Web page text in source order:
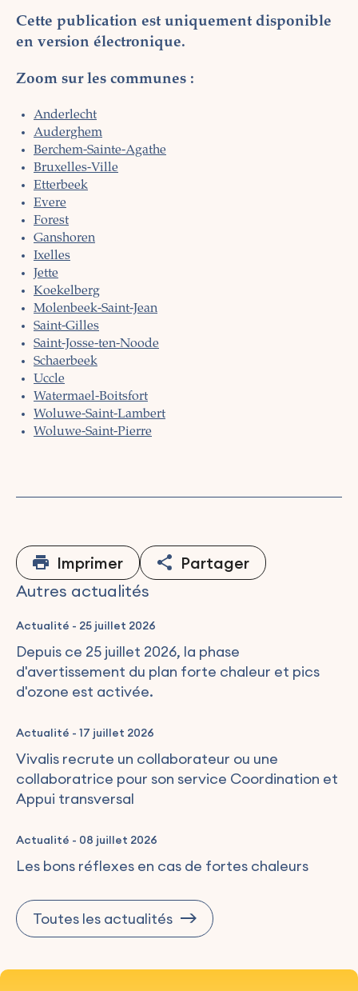
Cette publication est uniquement disponible
en version électronique.
Zoom sur les communes :
Anderlecht
Auderghem
Berchem-Sainte-Agathe
Bruxelles-Ville
Etterbeek
Evere
Forest
Ganshoren
Ixelles
Jette
Koekelberg
Molenbeek-Saint-Jean
Saint-Gilles
Saint-Josse-ten-Noode
Schaerbeek
Uccle
Watermael-Boitsfort
Woluwe-Saint-Lambert
Woluwe-Saint-Pierre
Imprimer
Partager
Autres actualités
Actualité - 25 juillet 2026
Depuis ce 25 juillet 2026, la phase
d'avertissement du plan forte chaleur et pics
d'ozone est activée.
Actualité - 17 juillet 2026
Vivalis recrute un collaborateur ou une
collaboratrice pour son service Coordination et
Appui transversal
Actualité - 08 juillet 2026
Les bons réflexes en cas de fortes chaleurs
Toutes les actualités